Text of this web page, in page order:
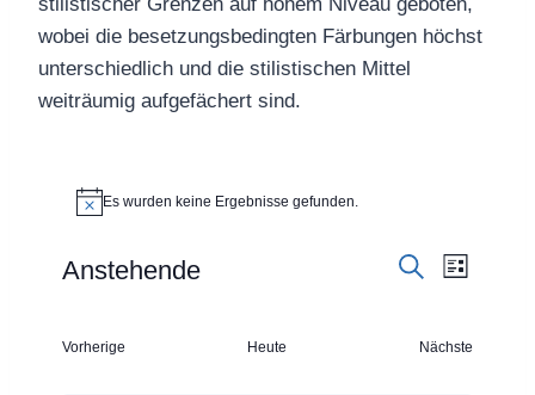
wobei die besetzungsbedingten Färbungen höchst
unterschiedlich und die stilistischen Mittel
weiträumig aufgefächert sind.
Veranstaltungen
HinweisEs wurden keine Ergebnisse gefunden.
Liste
Anstehende
wählen.
Vorherige Heute
Nächste